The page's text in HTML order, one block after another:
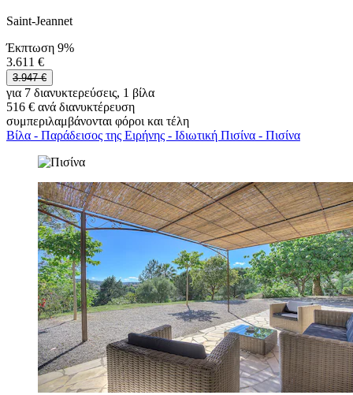
Saint-Jeannet
Έκπτωση 9%
3.611 €
3.947 €
για 7 διανυκτερεύσεις, 1 βίλα
516 € ανά διανυκτέρευση
συμπεριλαμβάνονται φόροι και τέλη
Βίλα - Παράδεισος της Ειρήνης - Ιδιωτική Πισίνα - Πισίνα